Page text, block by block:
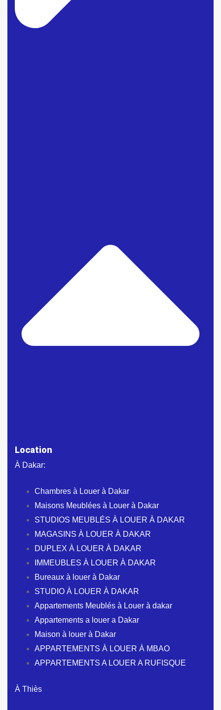
Location
À Dakar:
Chambres à Louer à Dakar
Maisons Meublées à Louer à Dakar
STUDIOS MEUBLÉS À LOUER À DAKAR
MAGASINS À LOUER À DAKAR
DUPLEX À LOUER À DAKAR
IMMEUBLES À LOUER À DAKAR
Bureaux à louer à Dakar
STUDIO À LOUER À DAKAR
Appartements Meublés à Louer à dakar
Appartements a louer a Dakar
Maison à louer à Dakar
APPARTEMENTS À LOUER À MBAO
APPARTEMENTS A LOUER A RUFISQUE
À Thiès